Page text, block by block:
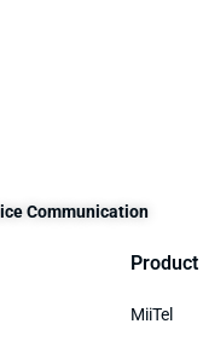
Communication
Product
MiiTel